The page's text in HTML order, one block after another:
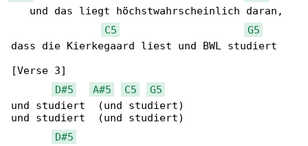
   und das liegt höchstwahrscheinlich daran,
C5
G5
dass die Kierkegaard liest und BWL studiert
[Verse 3]
D#5
A#5 C5
G5
und studiert  (und studiert)
und studiert  (und studiert)
D#5